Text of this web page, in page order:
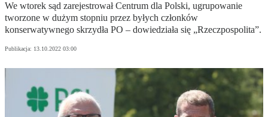
We wtorek sąd zarejestrował Centrum dla Polski, ugrupowanie
tworzone w dużym stopniu przez byłych członków
konserwatywnego skrzydła PO – dowiedziała się „Rzeczpospolita”.
Publikacja: 13.10.2022 03:00